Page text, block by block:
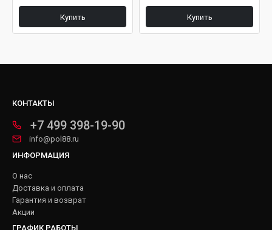
Купить Купить
КОНТАКТЫ
+7 499 398-19-90
info@pol88.ru
ИНФОРМАЦИЯ
О нас
Доставка и оплата
Гарантия и возврат
Акции
ГРАФИК РАБОТЫ